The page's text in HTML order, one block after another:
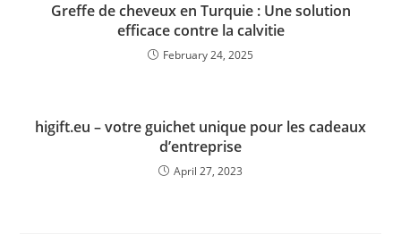
Greffe de cheveux en Turquie : Une solution
efficace contre la calvitie
February 24, 2025
higift.eu – votre guichet unique pour les cadeaux
d’entreprise
April 27, 2023